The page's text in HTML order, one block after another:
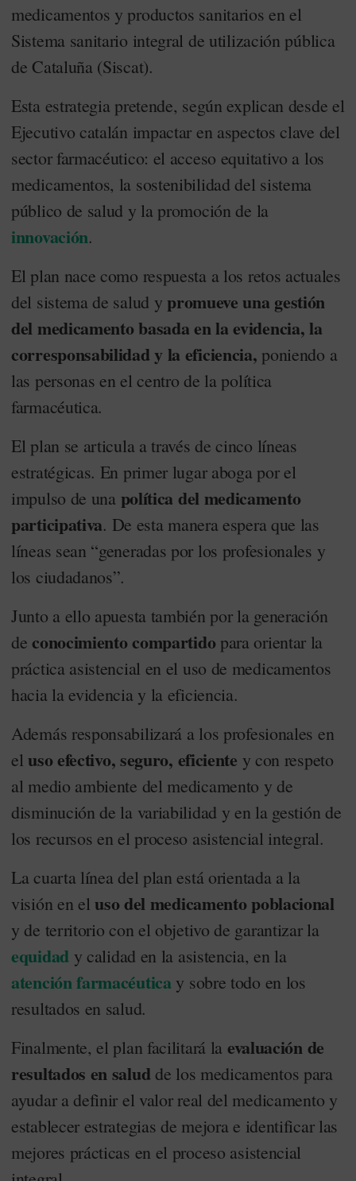
medicamentos y productos sanitarios en el
Sistema sanitario integral de utilización pública
de Cataluña (Siscat).
Esta estrategia pretende, según explican desde el
Ejecutivo catalán impactar en aspectos clave del
sector farmacéutico: el acceso equitativo a los
medicamentos, la sostenibilidad del sistema
público de salud y la promoción de la
innovación.
El plan nace como respuesta a los retos actuales
del sistema de salud y promueve una gestión
del medicamento basada en la evidencia, la
corresponsabilidad y la eficiencia, poniendo a
las personas en el centro de la política
farmacéutica.
El plan se articula a través de cinco líneas
estratégicas. En primer lugar aboga por el
impulso de una política del medicamento
participativa. De esta manera espera que las
líneas sean “generadas por los profesionales y
los ciudadanos”.
Junto a ello apuesta también por la generación
de conocimiento compartido para orientar la
práctica asistencial en el uso de medicamentos
hacia la evidencia y la eficiencia.
Además responsabilizará a los profesionales en
eluso efectivo, seguro, eficiente y con respeto
al medio ambiente del medicamento y de
disminución de la variabilidad y en la gestión de
los recursos en el proceso asistencial integral.
La cuarta línea del plan está orientada a la
visión en eluso del medicamento poblacional
y de territorio con el objetivo de garantizar la
equidady calidad en la asistencia, en la
atención farmacéuticay sobre todo en los
resultados en salud.
Finalmente, el plan facilitará la evaluación de
resultados en salud de los medicamentos para
ayudar a definir el valor real del medicamento y
establecer estrategias de mejora e identificar las
mejores prácticas en el proceso asistencial